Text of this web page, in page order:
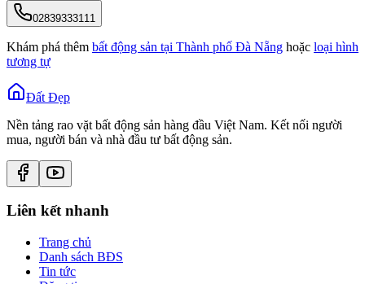
02839333111
Khám phá thêm bất động sản tại Thành phố Đà Nẵng hoặc loại hình
tương tự
Đất Đẹp
Nền tảng rao vặt bất động sản hàng đầu Việt Nam. Kết nối người
mua, người bán và nhà đầu tư bất động sản.
Liên kết nhanh
Trang chủ
Danh sách BĐS
Tin tức